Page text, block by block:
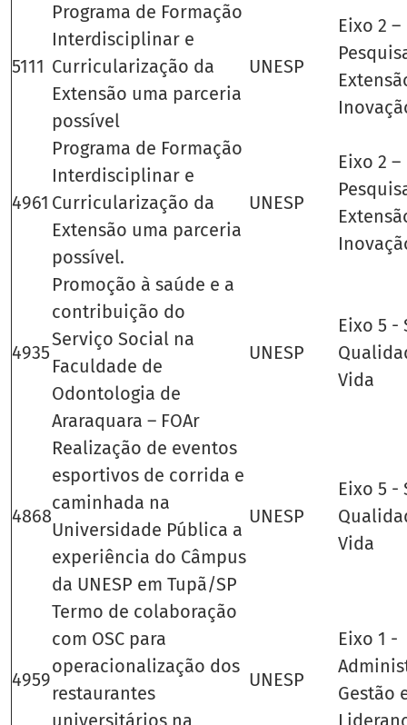
5111
Programa de Formação
Interdisciplinar e
Curricularização da
Extensão uma parceria
possível
UNESP
Eixo 2
4961
Programa de Formação
Interdisciplinar e
Curricularização da
Extensão uma parceria
possível.
UNESP
Eixo 2
4935
Promoção à saúde e a
contribuição do
Serviço Social na
Faculdade de
Odontologia de
Araraquara – FOAr
UNESP
Eixo 5 -
Vida
4868
Realização de eventos
esportivos de corrida e
caminhada na
Universidade Pública a
experiência do Câmpus
da UNESP em Tupã/SP
UNESP
Eixo 5 -
Vida
4959
Termo de colaboração
com OSC para
operacionalização dos
restaurantes
universitários na
UNESP
Eixo 1 -
Gestão